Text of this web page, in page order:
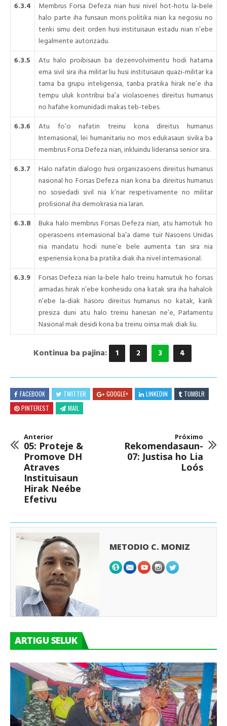
6.3.4
Membrus Forsa Defeza nian husi nivel hot-hotu la-bele
halo parte iha funsaun moris politika nian ka negosiu no
tenki simu deit orden husi instituisaun estadu nian n’ebe
legalmente autorizadu.
6.3.5
Atu halo proibisaun ba dezenvolvimentu hodi hatama
ema sivil sira iha militar liu husi instituisaun quazi-militar ka
tama ba grupu inteligensia, tanba pratika hirak ne’e iha
tempu uluk kontribui ba’a violasoenes direitus humanus
no hafahe komunidadi makas teb-tebes.
6.3.6
Atu fo’o nafatin treinu kona direitus humanus
Internasional, lei humanitariu no mos edukasaun sivika ba
membrus Forsa Defeza nian, inkluindu lideransa senior sira.
6.3.7
Halo nafatin dialogo husi organizasoens direitus humanus
nasional ho Forsas Defeza nian kona ba direitus humanus
no sosiedadi sivil nia k’nar respetivamente no militar
proﬁsional iha demokrasia nia laran.
6.3.8
Buka halo membrus Forsas Defeza nian, atu hamotuk ho
operasoens internasional ba’a dame tuir Nasoens Unidas
nia mandatu hodi nune’e bele aumenta tan sira nia
esperiensia kona ba pratika diak iha nivel internasional.
6.3.9
Forsas Defeza nian la-bele halo treinu hamutuk ho forsas
armadas hirak n’ebe konhesidu ona katak sira iha hahalok
n’ebe la-diak hasoru direitus humanus no katak, karik
presiza duni atu halo treinu hanesan ne’e, Parlamentu
Nasional mak desidi kona ba treinu oinsa mak diak liu.
Kontinua ba pajina: 1 2 3 4
FACEBOOK TWITTER GOOGLE+ LINKEDIN
TUMBLR
PINTEREST
MAIL
Anterior
05: Proteje &
Promove DH
Atraves
Instituisaun
Hirak Neébe
Efetivu
Próximo
Rekomendasaun-
07: Justisa ho Lia
Loós
METODIO C. MONIZ
ARTIGU SELUK